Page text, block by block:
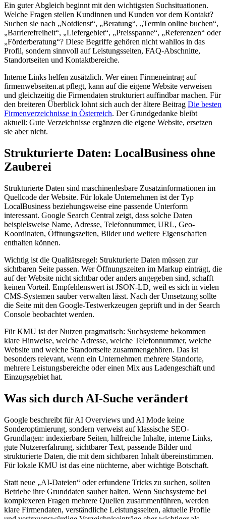
Ein guter Abgleich beginnt mit den wichtigsten Suchsituationen.
Welche Fragen stellen Kundinnen und Kunden vor dem Kontakt?
Suchen sie nach „Notdienst“, „Beratung“, „Termin online buchen“,
„Barrierefreiheit“, „Liefergebiet“, „Preisspanne“, „Referenzen“ oder
„Förderberatung“? Diese Begriffe gehören nicht wahllos in das
Profil, sondern sinnvoll auf Leistungsseiten, FAQ-Abschnitte,
Standortseiten und Kontaktbereiche.
Interne Links helfen zusätzlich. Wer einen Firmeneintrag auf
firmenwebseiten.at pflegt, kann auf die eigene Website verweisen
und gleichzeitig die Firmendaten strukturiert auffindbar machen. Für
den breiteren Überblick lohnt sich auch der ältere Beitrag Die besten
Firmenverzeichnisse in Österreich. Der Grundgedanke bleibt
aktuell: Gute Verzeichnisse ergänzen die eigene Website, ersetzen
sie aber nicht.
Strukturierte Daten: LocalBusiness ohne
Zauberei
Strukturierte Daten sind maschinenlesbare Zusatzinformationen im
Quellcode der Website. Für lokale Unternehmen ist der Typ
LocalBusiness beziehungsweise eine passende Unterform
interessant. Google Search Central zeigt, dass solche Daten
beispielsweise Name, Adresse, Telefonnummer, URL, Geo-
Koordinaten, Öffnungszeiten, Bilder und weitere Eigenschaften
enthalten können.
Wichtig ist die Qualitätsregel: Strukturierte Daten müssen zur
sichtbaren Seite passen. Wer Öffnungszeiten im Markup einträgt, die
auf der Website nicht sichtbar oder anders angegeben sind, schafft
keinen Vorteil. Empfehlenswert ist JSON-LD, weil es sich in vielen
CMS-Systemen sauber verwalten lässt. Nach der Umsetzung sollte
die Seite mit den Google-Testwerkzeugen geprüft und in der Search
Console beobachtet werden.
Für KMU ist der Nutzen pragmatisch: Suchsysteme bekommen
klare Hinweise, welche Adresse, welche Telefonnummer, welche
Website und welche Standortseite zusammengehören. Das ist
besonders relevant, wenn ein Unternehmen mehrere Standorte,
mehrere Leistungsbereiche oder einen Mix aus Ladengeschäft und
Einzugsgebiet hat.
Was sich durch AI-Suche verändert
Google beschreibt für AI Overviews und AI Mode keine
Sonderoptimierung, sondern verweist auf klassische SEO-
Grundlagen: indexierbare Seiten, hilfreiche Inhalte, interne Links,
gute Nutzererfahrung, sichtbarer Text, passende Bilder und
strukturierte Daten, die mit dem sichtbaren Inhalt übereinstimmen.
Für lokale KMU ist das eine nüchterne, aber wichtige Botschaft.
Statt neue „AI-Dateien“ oder erfundene Tricks zu suchen, sollten
Betriebe ihre Grunddaten sauber halten. Wenn Suchsysteme bei
komplexeren Fragen mehrere Quellen zusammenführen, werden
klare Firmendaten, verständliche Leistungsseiten, aktuelle Profile